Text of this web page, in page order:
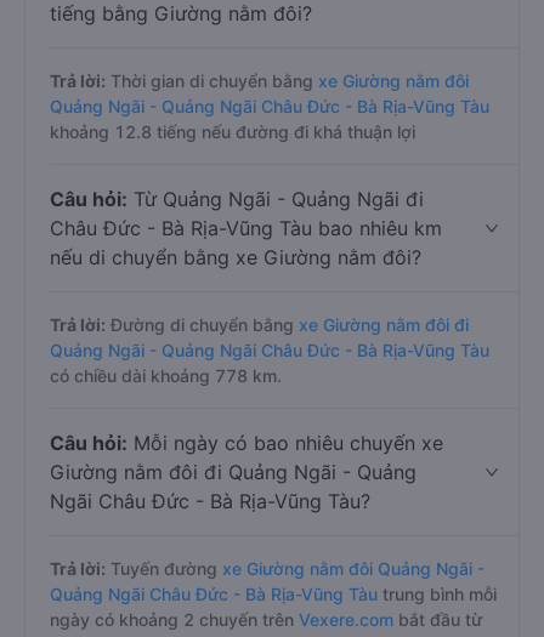
tiếng bằng Giường nằm đôi?
Trả lời: Thời gian di chuyển bằng xe Giường nằm đôi
Quảng Ngãi - Quảng Ngãi Châu Đức - Bà Rịa-Vũng Tàu
khoảng 12.8 tiếng nếu đường đi khá thuận lợi
Câu hỏi: Từ Quảng Ngãi - Quảng Ngãi đi
Châu Đức - Bà Rịa-Vũng Tàu bao nhiêu km
nếu di chuyển bằng xe Giường nằm đôi?
Trả lời: Đường di chuyển bằng xe Giường nằm đôi đi
Quảng Ngãi - Quảng Ngãi Châu Đức - Bà Rịa-Vũng Tàu
có chiều dài khoảng 778 km.
Câu hỏi: Mỗi ngày có bao nhiêu chuyến xe
Giường nằm đôi đi Quảng Ngãi - Quảng
Ngãi Châu Đức - Bà Rịa-Vũng Tàu?
Trả lời: Tuyến đường xe Giường nằm đôi Quảng Ngãi -
Quảng Ngãi Châu Đức - Bà Rịa-Vũng Tàu trung bình mỗi
ngày có khoảng 2 chuyến trên Vexere.com bắt đầu từ